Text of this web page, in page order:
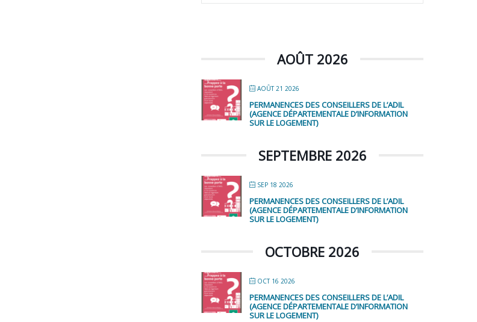
AOÛT 2026
AOÛT 21 2026
PERMANENCES DES CONSEILLERS DE L’ADIL
(AGENCE DÉPARTEMENTALE D’INFORMATION
SUR LE LOGEMENT)
SEPTEMBRE 2026
SEP 18 2026
PERMANENCES DES CONSEILLERS DE L’ADIL
(AGENCE DÉPARTEMENTALE D’INFORMATION
SUR LE LOGEMENT)
OCTOBRE 2026
OCT 16 2026
PERMANENCES DES CONSEILLERS DE L’ADIL
(AGENCE DÉPARTEMENTALE D’INFORMATION
SUR LE LOGEMENT)